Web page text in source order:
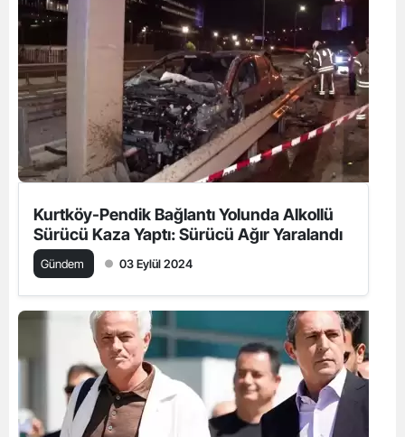
Kurtköy-Pendik Bağlantı Yolunda Alkollü
Sürücü Kaza Yaptı: Sürücü Ağır Yaralandı
Gündem 03 Eylül 2024